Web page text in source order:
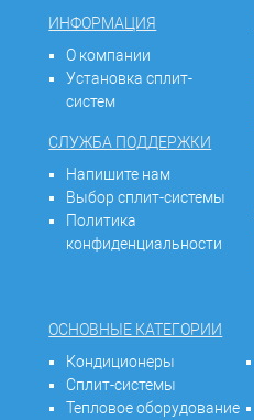
ИНФОРМАЦИЯ
О компании
Установка сплит-
систем
СЛУЖБА ПОДДЕРЖКИ
Напишите нам
Выбор сплит-системы
Политика
конфиденциальности
ОСНОВНЫЕ КАТЕГОРИИ
Кондиционеры
Сплит-системы
Тепловое оборудование